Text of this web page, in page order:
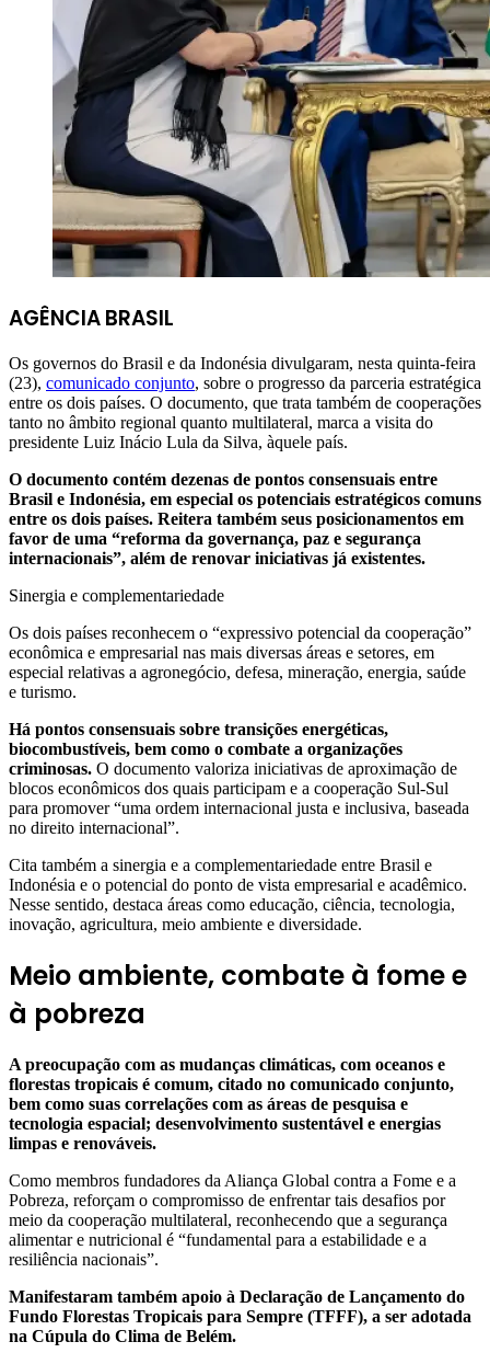
AGÊNCIA BRASIL
Os governos do Brasil e da Indonésia divulgaram, nesta quinta-feira
(23), comunicado conjunto, sobre o progresso da parceria estratégica
entre os dois países. O documento, que trata também de cooperações
tanto no âmbito regional quanto multilateral, marca a visita do
presidente Luiz Inácio Lula da Silva, àquele país.
O documento contém dezenas de pontos consensuais entre
Brasil e Indonésia, em especial os potenciais estratégicos comuns
entre os dois países. Reitera também seus posicionamentos em
favor de uma “reforma da governança, paz e segurança
internacionais”, além de renovar iniciativas já existentes.
Sinergia e complementariedade
Os dois países reconhecem o “expressivo potencial da cooperação”
econômica e empresarial nas mais diversas áreas e setores, em
especial relativas a agronegócio, defesa, mineração, energia, saúde
e turismo.
Há pontos consensuais sobre transições energéticas,
biocombustíveis, bem como o combate a organizações
criminosas. O documento valoriza iniciativas de aproximação de
blocos econômicos dos quais participam e a cooperação Sul-Sul
para promover “uma ordem internacional justa e inclusiva, baseada
no direito internacional”.
Cita também a sinergia e a complementariedade entre Brasil e
Indonésia e o potencial do ponto de vista empresarial e acadêmico.
Nesse sentido, destaca áreas como educação, ciência, tecnologia,
inovação, agricultura, meio ambiente e diversidade.
Meio ambiente, combate à fome e
à pobreza
A preocupação com as mudanças climáticas, com oceanos e
florestas tropicais é comum, citado no comunicado conjunto,
bem como suas correlações com as áreas de pesquisa e
tecnologia espacial; desenvolvimento sustentável e energias
limpas e renováveis.
Como membros fundadores da Aliança Global contra a Fome e a
Pobreza, reforçam o compromisso de enfrentar tais desafios por
meio da cooperação multilateral, reconhecendo que a segurança
alimentar e nutricional é “fundamental para a estabilidade e a
resiliência nacionais”.
Manifestaram também apoio à Declaração de Lançamento do
Fundo Florestas Tropicais para Sempre (TFFF), a ser adotada
na Cúpula do Clima de Belém.